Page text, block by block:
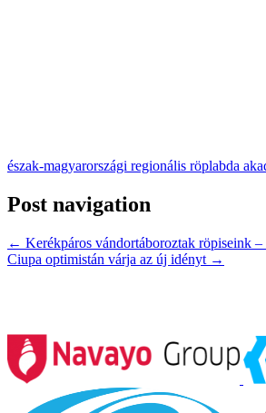
észak-magyarországi regionális röplabda
Post navigation
← Kerékpáros vándortáboroztak röpiseink –
Ciupa optimistán várja az új idényt →